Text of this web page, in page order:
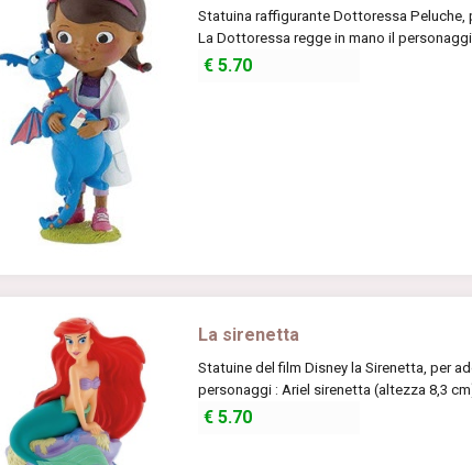
Statuina raffigurante Dottoressa
La Dottoressa regge in mano il
€5.70
La sirenetta
Statuine del film Disney la Sirenetta, per
personaggi : Ariel sirenetta (altezza 8,3
€5.70